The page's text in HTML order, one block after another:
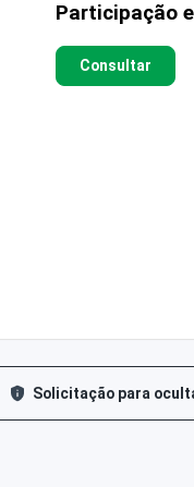
Participação
Consultar
Solicitação para